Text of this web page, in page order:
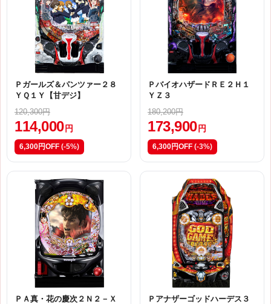
Ｐガールズ＆パンツァー２８
ＹＱ１Ｙ【甘デジ】
120,300円
114,000 円
6,300円OFF (-5%)
ＰバイオハザードＲＥ２Ｈ１
ＹＺ３
180,200円
173,900 円
6,300円OFF (-3%)
ＰＡ真・花の慶次２Ｎ２－Ｘ
Ｐアナザーゴッドハーデス３